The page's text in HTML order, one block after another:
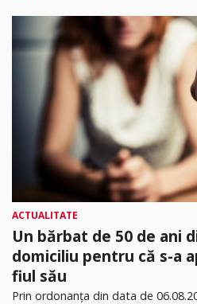
ACTUALITATE
Un bărbat de 50 de ani
domiciliu pentru că s-a
fiul său
Prin ordonanța din data de